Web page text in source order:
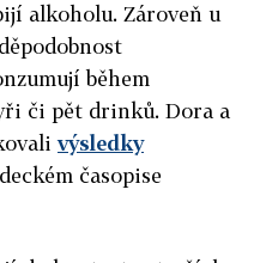
alkoholu. Zároveň u
během
či pět drinků. Dora a
výsledky
časopise